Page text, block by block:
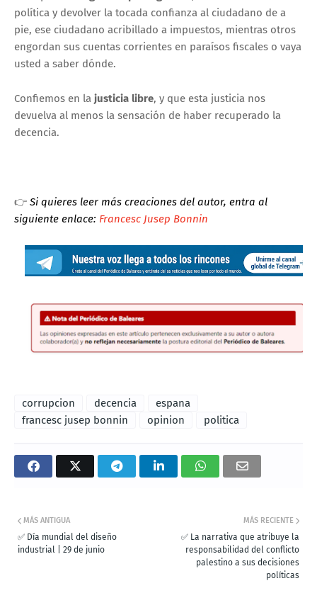
política y devolver la tocada confianza al ciudadano de a
pie, ese ciudadano acribillado a impuestos, mientras otros
engordan sus cuentas corrientes en paraísos fiscales o vaya
usted a saber dónde.
Confiemos en la justicia libre, y que esta justicia nos
devuelva al menos la sensación de haber recuperado la
decencia.
👉 Si quieres leer más creaciones del autor, entra al
siguiente enlace: Francesc Jusep Bonnin
corrupcion decencia
espana
francesc jusep bonnin
opinion politica
MÁS RECIENTE
✅ La narrativa que atribuye la
responsabilidad del conflicto
palestino a sus decisiones
políticas
MÁS ANTIGUA
✅ Día mundial del diseño
industrial | 29 de junio